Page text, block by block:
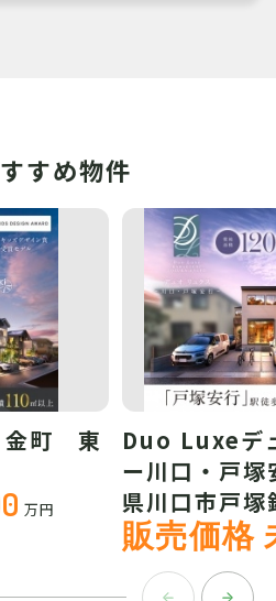
すめ物件
金町 東
万円
Duo Luxeデ
ー川口・戸
県川口市戸塚
販売価格